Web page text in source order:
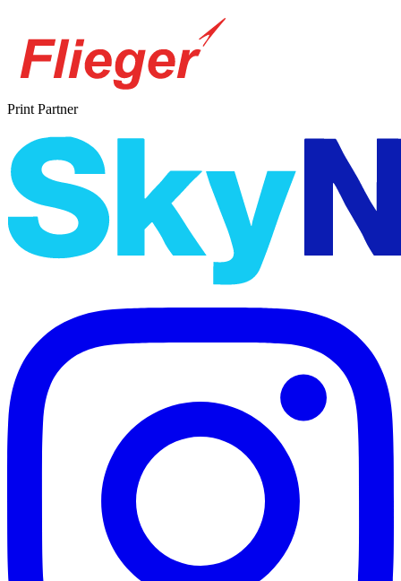
Print Partner